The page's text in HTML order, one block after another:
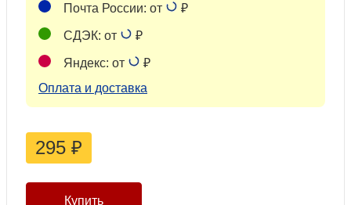
Почта России: от ₽
СДЭК: от ₽
Яндекс: от
₽
Оплата и доставка
295 ₽